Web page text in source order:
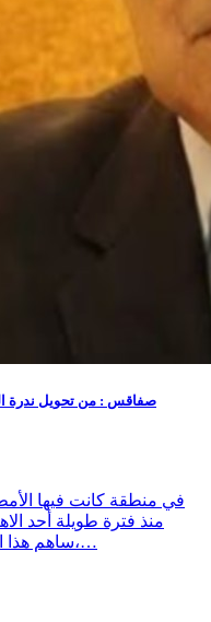
صفاقس : من تحويل ندرة
في منطقة كانت فيها
منذ فترة طويلة أحد
ساهم هذا القيد الطبيعي في تشكيل تنظيم المدينة،…